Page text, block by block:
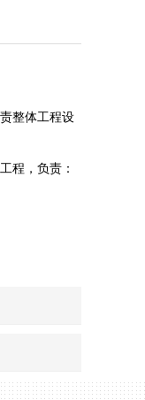
整体工程设
程，负责：